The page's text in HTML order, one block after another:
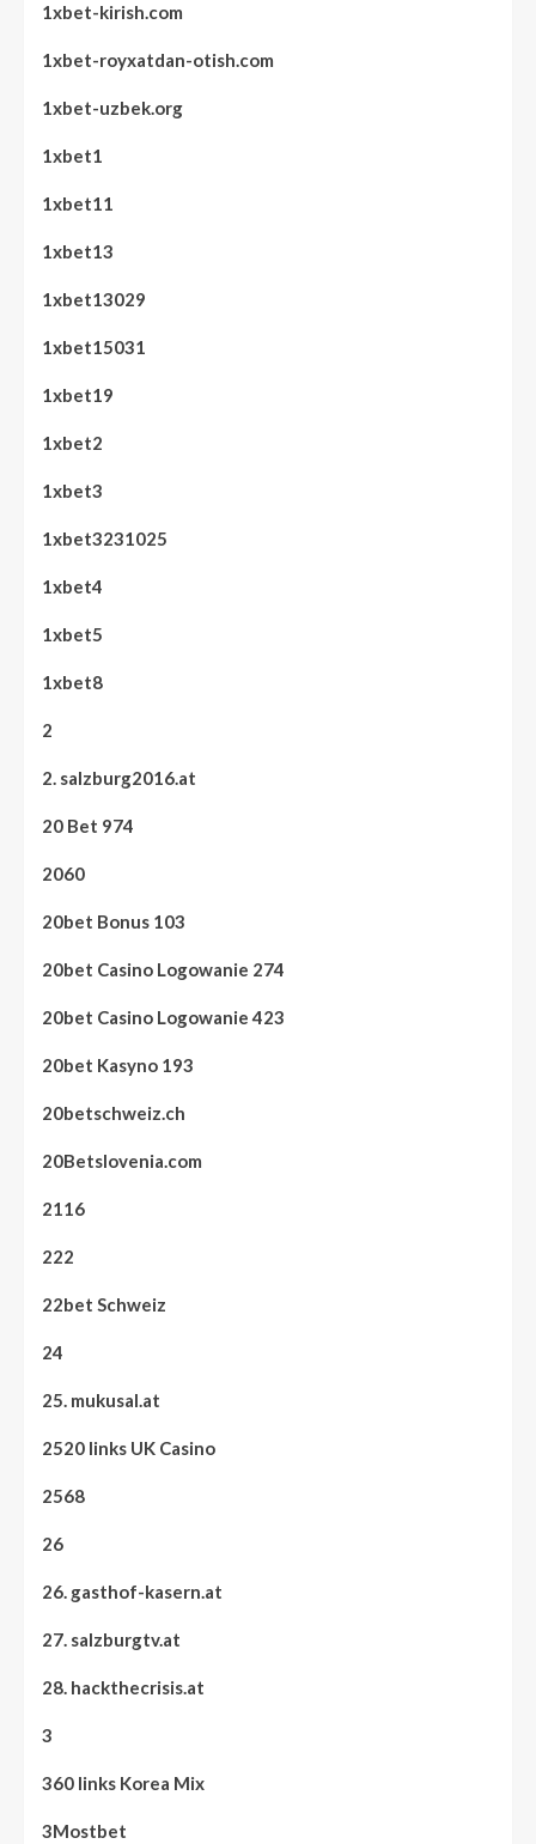
1xbet-kirish.com
1xbet-royxatdan-otish.com
1xbet-uzbek.org
1xbet1
1xbet11
1xbet13
1xbet13029
1xbet15031
1xbet19
1xbet2
1xbet3
1xbet3231025
1xbet4
1xbet5
1xbet8
2
2. salzburg2016.at
20 Bet 974
2060
20bet Bonus 103
20bet Casino Logowanie 274
20bet Casino Logowanie 423
20bet Kasyno 193
20betschweiz.ch
20Betslovenia.com
2116
222
22bet Schweiz
24
25. mukusal.at
2520 links UK Casino
2568
26
26. gasthof-kasern.at
27. salzburgtv.at
28. hackthecrisis.at
3
360 links Korea Mix
3Mostbet